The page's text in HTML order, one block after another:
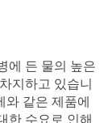
에 든 물의 높은
지하고 있습니
와 같은 제품에
한 수요로 인해